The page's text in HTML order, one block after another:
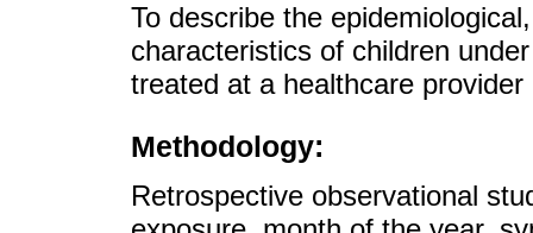
To describe the
characteristics of children
treated at a healthcare
Methodology:
Retrospective observational